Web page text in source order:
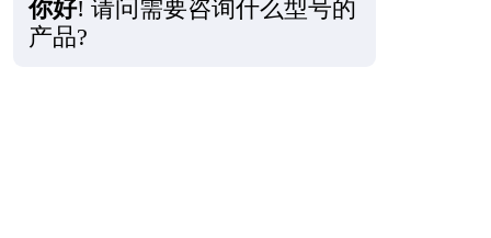
你好! 请问需要咨询什么型号的
产品?